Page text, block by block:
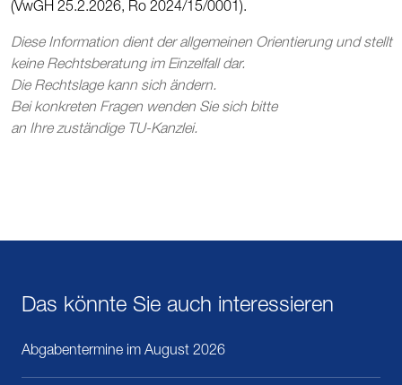
(VwGH 25.2.2026, Ro 2024/15/0001).
Diese Information dient der allgemeinen Orientierung und stellt
keine Rechtsberatung im Einzelfall dar.
Die Rechtslage kann sich ändern.
Bei konkreten Fragen wenden Sie sich bitte
an Ihre zuständige TU-Kanzlei.
Das könnte Sie auch interessieren
Abgabentermine im August 2026